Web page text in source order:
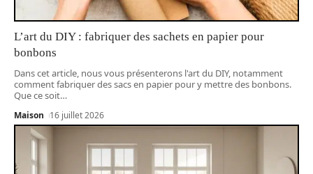
L’art du DIY : fabriquer des sachets en papier pour
bonbons
Dans cet article, nous vous présenterons l'art du DIY, notamment
comment fabriquer des sacs en papier pour y mettre des bonbons.
Que ce soit…
Maison 16 juillet 2026